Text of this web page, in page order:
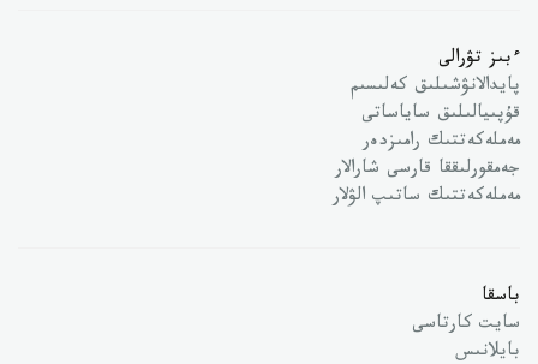
ءبىز تۋرالى
پايدالانۋشىلىق كەلىسىم
قۇپىيالىلىق ساياساتى
مەملەكەتتىك رامىزدەر
جەمقورلىققا قارسى شارالار
مەملەكەتتىك ساتىپ الۋلار
باسقا
سايت كارتاسى
بايلانىس